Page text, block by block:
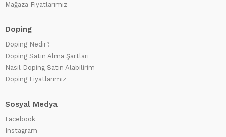
Mağaza Fiyatlarımız
Doping
Doping Nedir?
Doping Satın Alma Şartları
Nasıl Doping Satın Alabilirim
Doping Fiyatlarımız
Sosyal Medya
Facebook
Instagram